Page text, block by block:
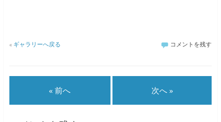
« ギャラリーへ戻る コメントを残す
« 前へ 次へ »